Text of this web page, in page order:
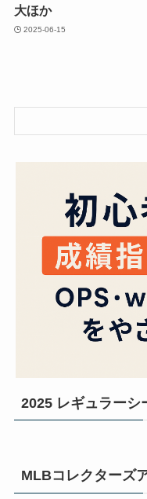
大ほか
2025-06-15
2025 レギュラーシ
MLBコレクターズ